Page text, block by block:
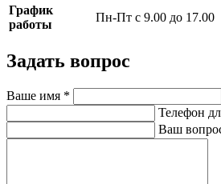
График
работы
Пн-Пт с 9.00 до 17.00
Задать вопрос
Ваше имя *
Телефон
Ваш